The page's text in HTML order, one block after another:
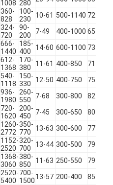
1008 280
360-
828
100-
230
10-61 500-1140 72
324-
720
90-
200
7-49 400-1000 65
666-
1440
185-
400
14-60 600-1100 73
612-
1368
170-
380
11-61 400-850 71
540-
1118
150-
330
12-50 400-750 75
936-
1980
260-
550
7-68 300-800 82
720-
1620
200-
450
7-45 300-650 80
1260-
2772
350-
770
13-63 300-600 77
1152-
2520
320-
700
13-44 300-500 79
1368-
3060
380-
850
11-63 250-550 79
2520-
5400
700-
150013-57 200-400 85